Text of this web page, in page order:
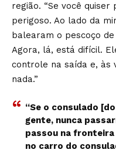
região. “Se você
perigoso. Ao lado da
balearam o pescoço
Agora, lá, está difícil.
controle na saída e, às
nada.”
“Se o consulado
gente, nunca
passou na
no carro do